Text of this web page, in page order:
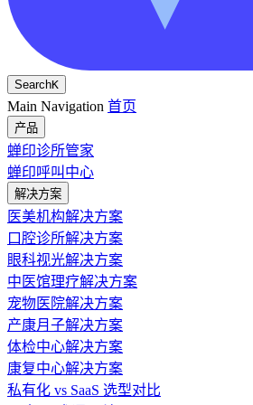
SearchK
Main Navigation 首页
产品
蝉印诊所管家
蝉印呼叫中心
解决方案
医美机构解决方案
口腔诊所解决方案
眼科视光解决方案
中医馆理疗解决方案
宠物医院解决方案
产康月子解决方案
体检中心解决方案
康复中心解决方案
私有化 vs SaaS 选型对比